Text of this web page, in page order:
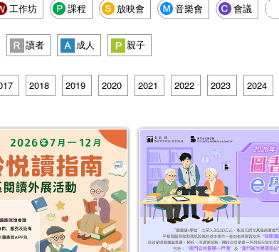
工作坊 課程 放映會 音樂會 會議
讀者 成人 親子
2018 2019 2020 2021 2022 2023 2024